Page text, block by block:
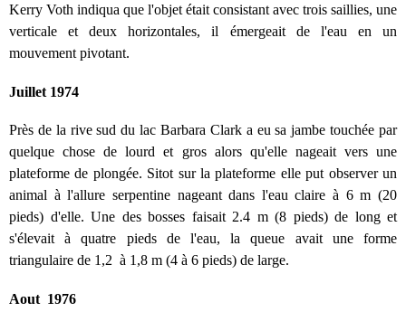
Kerry Voth indiqua que l'objet était consistant avec trois saillies, une
verticale et deux horizontales, il émergeait de l'eau en un
mouvement pivotant.
Juillet 1974
Près de la rive sud du lac Barbara Clark a eu sa jambe touchée par
quelque chose de lourd et gros alors qu'elle nageait vers une
plateforme de plongée. Sitot sur la plateforme elle put observer un
animal à l'allure serpentine nageant dans l'eau claire à 6 m (20
pieds) d'elle. Une des bosses faisait 2.4 m (8 pieds) de long et
s'élevait à quatre pieds de l'eau, la queue avait une forme
triangulaire de 1,2 à 1,8 m (4 à 6 pieds) de large.
Aout 1976